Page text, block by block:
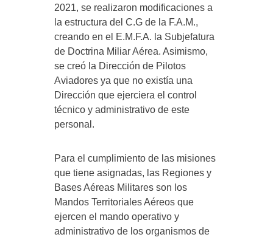
2021, se realizaron modificaciones a
la estructura del C.G de la F.A.M.,
creando en el E.M.F.A. la Subjefatura
de Doctrina Miliar Aérea. Asimismo,
se creó la Dirección de Pilotos
Aviadores ya que no existía una
Dirección que ejerciera el control
técnico y administrativo de este
personal.
Para el cumplimiento de las misiones
que tiene asignadas, las Regiones y
Bases Aéreas Militares son los
Mandos Territoriales Aéreos que
ejercen el mando operativo y
administrativo de los organismos de